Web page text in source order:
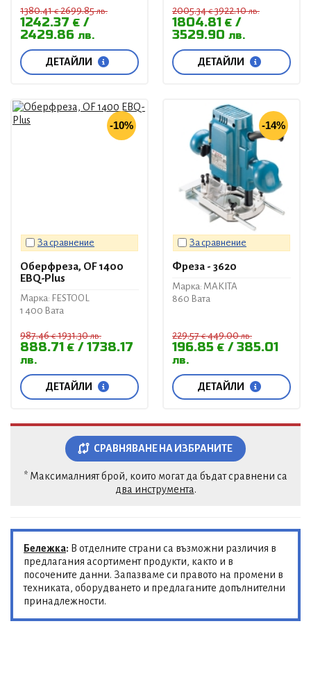
1380.41€2699.85лв.
1242.37 €
2429.86 лв.
ДЕТАЙЛИ
2005.34€3922.10лв.
1804.81 €
3529.90 лв.
ДЕТАЙЛИ
-10%
За сравнение
Оберфреза, OF 1400
EBQ-Plus
Марка: FESTOOL
1 400 Вата
987.46€1931.30лв.
888.71 € 1738.17
лв.
ДЕТАЙЛИ
-14%
За сравнение
Фреза - 3620
Марка: MAKITA
860 Вата
229.57€449.00лв.
196.85 € 385.01
лв.
ДЕТАЙЛИ
СРАВНЯВАНЕ НА ИЗБРАНИТЕ
* Максималният брой, които могат да бъдат сравнени са
два инструмента.
Бележка: В отделните страни са възможни различия в
предлагания асортимент продукти, както и в
посочените данни. Запазваме си правото на промени в
техниката, оборудването и предлаганите допълнителни
принадлежности.